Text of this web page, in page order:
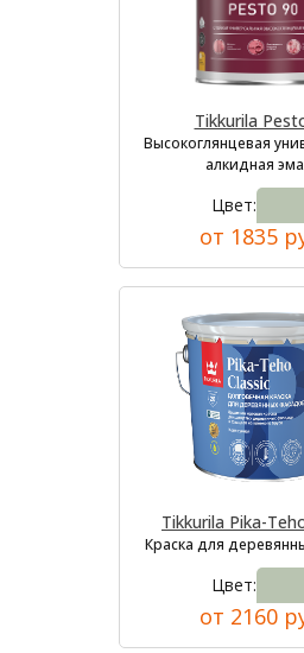
Tikkurila
Высокоглянцевая
алкидная
Цвет:
от 1835
Tikkurila Pika-
Краска для
Цвет:
от 2160